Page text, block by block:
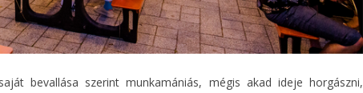
bevallása szerint munkamániás, mégis akad ideje horgászni,